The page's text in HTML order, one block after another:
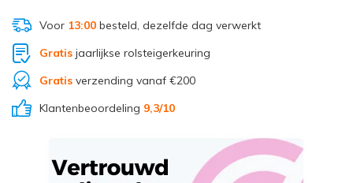
Voor 13:00besteld, dezelfde dag verwerkt
Gratisjaarlijkse rolsteigerkeuring
Gratisverzending vanaf €200
Klantenbeoordeling 9,3/10